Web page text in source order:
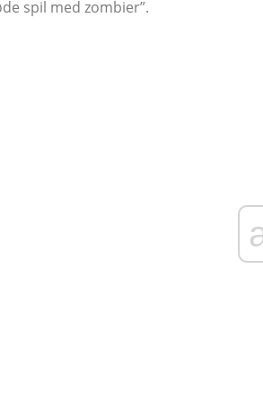
spil med zombier”.